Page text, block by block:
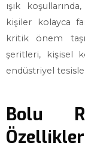
ışık
kişiler kolayca
kritik önem
şeritleri, kişisel
endüstriyel
Bolu